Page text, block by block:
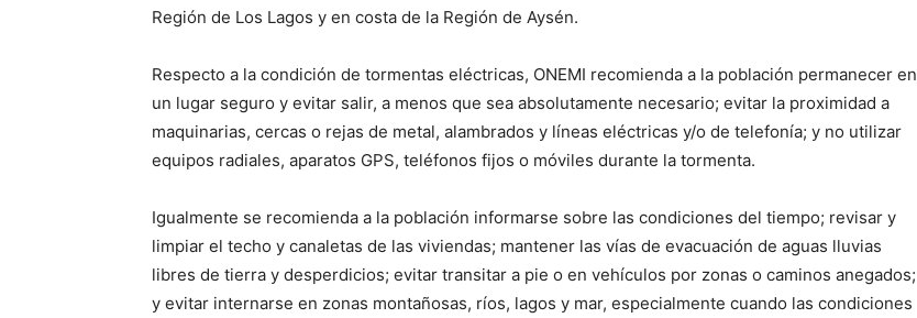
Región de Los Lagos y en costa de la Región de Aysén.
Respecto a la condición de tormentas eléctricas, ONEMI recomienda a la población permanecer en
un lugar seguro y evitar salir, a menos que sea absolutamente necesario; evitar la proximidad a
maquinarias, cercas o rejas de metal, alambrados y líneas eléctricas y/o de telefonía; y no utilizar
equipos radiales, aparatos GPS, teléfonos fijos o móviles durante la tormenta.
Igualmente se recomienda a la población informarse sobre las condiciones del tiempo; revisar y
limpiar el techo y canaletas de las viviendas; mantener las vías de evacuación de aguas lluvias
libres de tierra y desperdicios; evitar transitar a pie o en vehículos por zonas o caminos anegados;
y evitar internarse en zonas montañosas, ríos, lagos y mar, especialmente cuando las condiciones